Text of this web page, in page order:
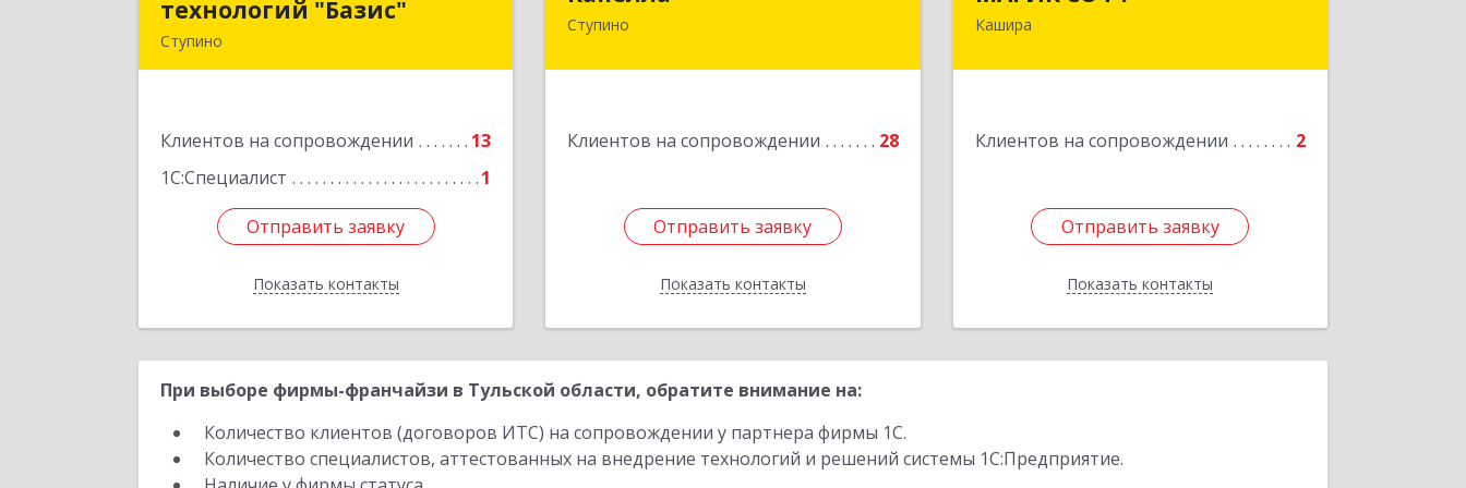
технологий "Базис"
Ступино
Клиентов на сопровождении
13
1С:Специалист
1
Отправить заявку
Показать контакты
технологий "Базис"
Подробнее
Отправить заявку
Назад
Ступино
Клиентов на сопровождении 28
Отправить заявку
Показать контакты
142800, Московская обл, Ступино г,
Отправить заявку
Назад
Кашира
Клиентов на сопровождении 2
Отправить заявку
Показать контакты
Отправить заявку
Назад
При выборе фирмы-франчайзи в Тульской области, обратите внимание на:
Количество клиентов (договоров ИТС) на сопровождении у партнера фирмы 1С.
Количество специалистов, аттестованных на внедрение технологий и решений системы 1С:Предприятие.